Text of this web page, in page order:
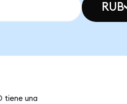
RUB
tiene una